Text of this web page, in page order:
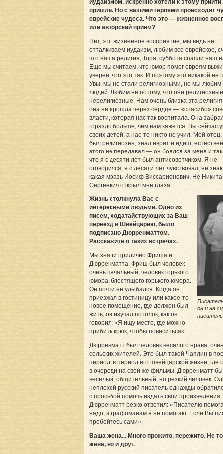
иудаизмом, искренно хотели к этому прийти
пришли. Но с вашими героями происходят
еврейские чудеса. Что это — жизненное
или авторский прием?
Нет, это жизненное восприятие, мы ведь не
отталкиваем иудаизм, любим все еврейское,
что наша религия, Тора, суббота спасли наш
Еще мы считаем, что юмор помог евреям
уверен, что это так. И поэтому это никакой не
Увы, мы не стали религиозными, но мы любим
людей. Любим не потому, что они
нерелигиозные. Нам очень близка эта
она не прошла через сердце — «спасибо»
власти, которая нас так воспитала. Она
гораздо больше, чем нам кажется. Вы сейчас
своих детей, а нас-то никто не учил. Мой
был религиозен, знал иврит и идиш,
этого не передавал — он боялся за меня и
что я с десяти лет был антисоветчиком. Я не
оговорился, я с десяти лет чувствовал, не
какая мразь Иосиф Виссарионович. Не Никита
Сергеевич открыл мне глаза.
он и на
писатель
Жизнь столкнула Вас с
интересными людьми. Одно из
писем, ходатайствующих за Ваш
переезд в Швейцарию, было
подписано Дюрренматтом.
Расскажите о таких встречах.
Мы знали прилично Фриша и
Дюрренматта. Фриш был человек
очень печальный, человек горького
юмора, блестящего горького юмора.
Он почти не улыбался. Когда он
приезжал в гостиницу или какое-то
новое помещение, где должен был
жить, он изучал потолок, как он
говорил: «Я ищу место, где можно
прибить крюк, чтобы повеситься».
Дюрренматт был человек веселого нрава,
сельских жителей. Это был такой Чаплин в
период, в период его швейцарской жизни, где
в очереди на свои же фильмы. Дюрренматт
веселый, общительный, но резкий человек.
неплохой русский писатель однажды
с просьбой помочь издать свои произведения.
Дюрренматт резко ответил: «Писателю
надо, а графоманам я не помогаю. Если Вы
пробейтесь сами».
Ваша жена... Много прожито, пережито. Не
жена, но и друг.